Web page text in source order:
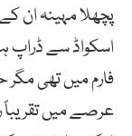
پچھلا مہینہ ان
اسکواڈ سے ڈراپ
فارم میں تھی
عرصے میں تقریباً